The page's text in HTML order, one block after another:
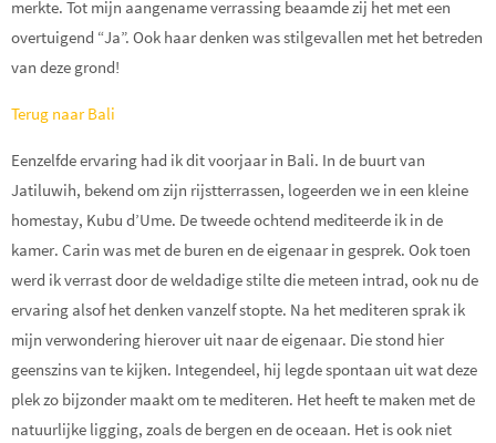
merkte. Tot mijn aangename verrassing beaamde zij het met een
overtuigend “Ja”. Ook haar denken was stilgevallen met het betreden
van deze grond!
Terug naar Bali
Eenzelfde ervaring had ik dit voorjaar in Bali. In de buurt van
Jatiluwih, bekend om zijn rijstterrassen, logeerden we in een kleine
homestay, Kubu d’Ume. De tweede ochtend mediteerde ik in de
kamer. Carin was met de buren en de eigenaar in gesprek. Ook toen
werd ik verrast door de weldadige stilte die meteen intrad, ook nu de
ervaring alsof het denken vanzelf stopte. Na het mediteren sprak ik
mijn verwondering hierover uit naar de eigenaar. Die stond hier
geenszins van te kijken. Integendeel, hij legde spontaan uit wat deze
plek zo bijzonder maakt om te mediteren. Het heeft te maken met de
natuurlijke ligging, zoals de bergen en de oceaan. Het is ook niet